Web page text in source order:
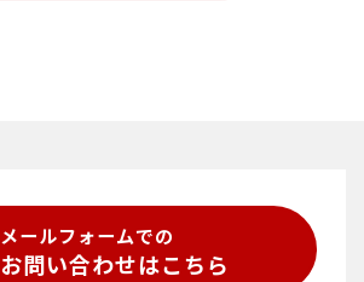
メールフォームでの
お問い合わせはこちら